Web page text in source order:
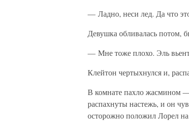
— Ладно, неси лед. Да что
Девушка обливалась потом,
— Мне тоже плохо. Эль
Клейтон чертыхнулся и,
В комнате пахло жасмином
распахнуты настежь, и он
осторожно положил Лорел на